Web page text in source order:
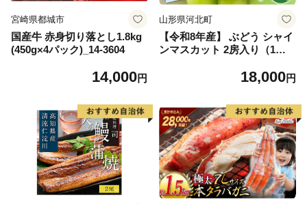
宮崎県都城市
国産牛 赤身切り落とし1.8kg
(450g×4パック)_14-3604
14,000円
山形県河北町
【令和8年産】 ぶどう シャイ
ンマスカット 2房入り（1房6
産【山形eLab】 ka074-023-r
18,000円